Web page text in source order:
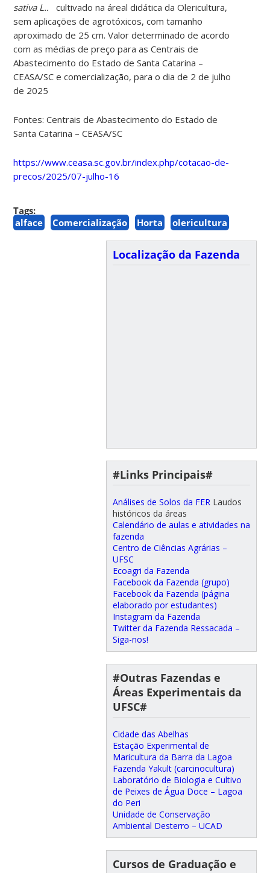
sativa L..
cultivado na áreal didática da Olericultura,
sem aplicações de agrotóxicos, com tamanho
aproximado de 25 cm. Valor determinado de acordo
com as médias de preço para as Centrais de
Abastecimento do Estado de Santa Catarina –
CEASA/SC e comercialização, para o dia de 2 de julho
de 2025
Fontes: Centrais de Abastecimento do Estado de
Santa Catarina – CEASA/SC
https://www.ceasa.sc.gov.br/index.php/cotacao-de-
precos/2025/07-julho-16
Tags:
alface
Comercialização Horta olericultura
Localização da Fazenda
#Links Principais#
Análises de Solos da FER Laudos
históricos da áreas
Calendário de aulas e atividades na
fazenda
Centro de Ciências Agrárias –
UFSC
Ecoagri da Fazenda
Facebook da Fazenda (grupo)
Facebook da Fazenda (página
elaborado por estudantes)
Instagram da Fazenda
Twitter da Fazenda Ressacada –
Siga-nos!
#Outras Fazendas e
Áreas Experimentais da
UFSC#
Cidade das Abelhas
Estação Experimental de
Maricultura da Barra da Lagoa
Fazenda Yakult (carcinocultura)
Laboratório de Biologia e Cultivo
de Peixes de Água Doce – Lagoa
do Peri
Unidade de Conservação
Ambiental Desterro – UCAD
Cursos de Graduação e